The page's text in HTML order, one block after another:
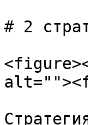
# 2